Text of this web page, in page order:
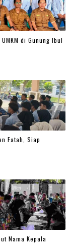
di Gunung Ibul
Fatah, Siap
Nama Kepala